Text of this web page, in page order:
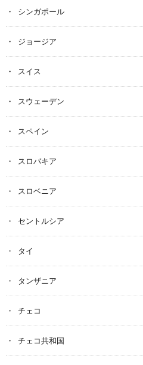
シンガポール
ジョージア
スイス
スウェーデン
スペイン
スロバキア
スロベニア
セントルシア
タイ
タンザニア
チェコ
チェコ共和国